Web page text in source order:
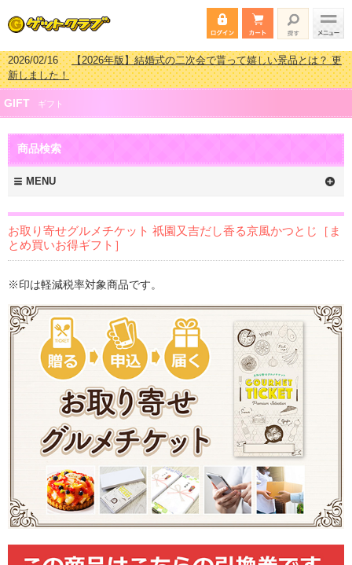
2026/02/03【2026年版】ゴルフコンペ景品 3000円未満［2000円～
2999円編］もらってうれしい人気ラ…
2026/07/15【2026年版】ビンゴゲーム景品おすすめ金額別人気ランキ
ング 更新しました！
2026/04/03【2026年版】ゴルフコンペ景品 3000円未満［2000円～
2999円編］もらってうれしい人気ラ…
2026/02/16
新しました！
GIFT ギフト
商品検索
MENU
お取り寄せグルメチケット 祇園又吉だし香る京風かつとじ［ま
とめ買いお得ギフト］
※印は軽減税率対象商品です。